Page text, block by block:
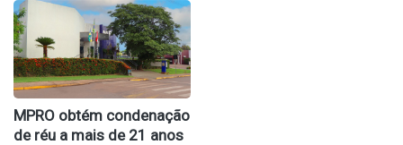
MPRO obtém condenação
de réu a mais de 21 anos